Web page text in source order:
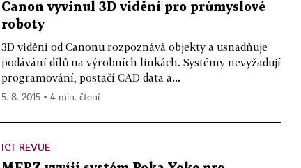
Canon vyvinul 3D vidění pro průmyslové
roboty
3D vidění od Canonu rozpoznává objekty a usnadňuje
podávání dílů na výrobních linkách. Systémy nevyžadují
programování, postačí CAD data a...
5. 8. 2015 ▪ 4 min. čtení
ICT REVUE